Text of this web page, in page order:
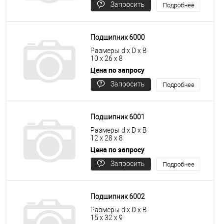
Запросить
Подробнее
Подшипник 6000
Размеры d x D x B
10 x 26 x 8
Цена по запросу
Запросить
Подробнее
Подшипник 6001
Размеры d x D x B
12 x 28 x 8
Цена по запросу
Запросить
Подробнее
Подшипник 6002
Размеры d x D x B
15 x 32 x 9